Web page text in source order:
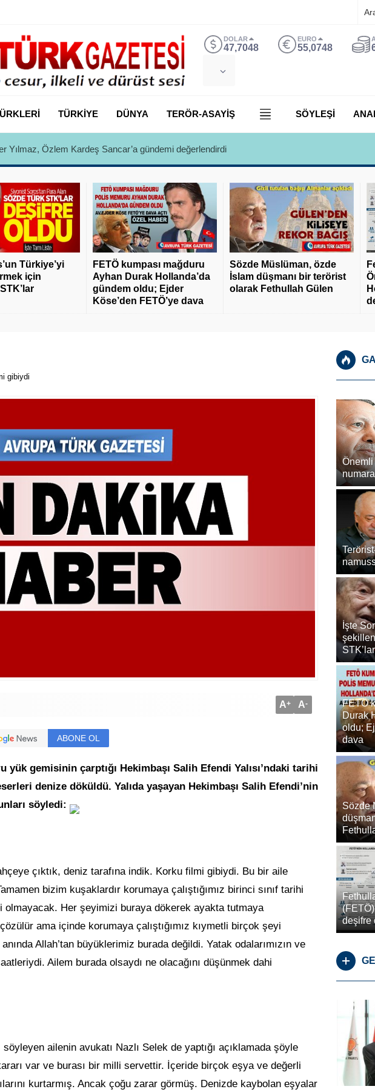
DOLAR
47,7048
EURO
55,0748
TÜRKİYE DÜNYA TERÖR-ASAYİŞ SÖYLEŞİ
Yılmaz, Özlem Kardeş Sancar’a gündemi değerlendirdi
Türkiye’yi
için
FETÖ kumpası mağduru
Ayhan Durak Hollanda’da
gündem oldu; Ejder
Köse’den FETÖ’ye dava
Sözde Müslüman, özde
İslam düşmanı bir terörist
olarak Fethullah Gülen
gibiydi
A+ A-
ABONE OL
yük gemisinin çarptığı Hekimbaşı Salih Efendi Yalısı’ndaki tarihi
denize döküldü. Yalıda yaşayan Hekimbaşı Salih Efendi’nin
söyledi:
çıktık, deniz tarafına indik. Korku filmi gibiydi. Bu bir aile
bizim kuşaklardır korumaya çalıştığımız birinci sınıf tarihi
Her şeyimizi buraya dökerek ayakta tutmaya
çözülür ama içinde korumaya çalıştığımız kıymetli birçok şeyi
Allah’tan büyüklerimiz burada değildi. Yatak odalarımızın ve
Ailem burada olsaydı ne olacağını düşünmek dahi
ailenin avukatı Nazlı Selek de yaptığı açıklamada şöyle
var ve burası bir milli servettir. İçeride birçok eşya ve değerli
kurtarmış. Ancak çoğu zarar görmüş. Denizde kaybolan eşyalar
Önemli
İşte
STK’lar
FETÖ
Durak
oldu;
dava
Sözde
deşifre